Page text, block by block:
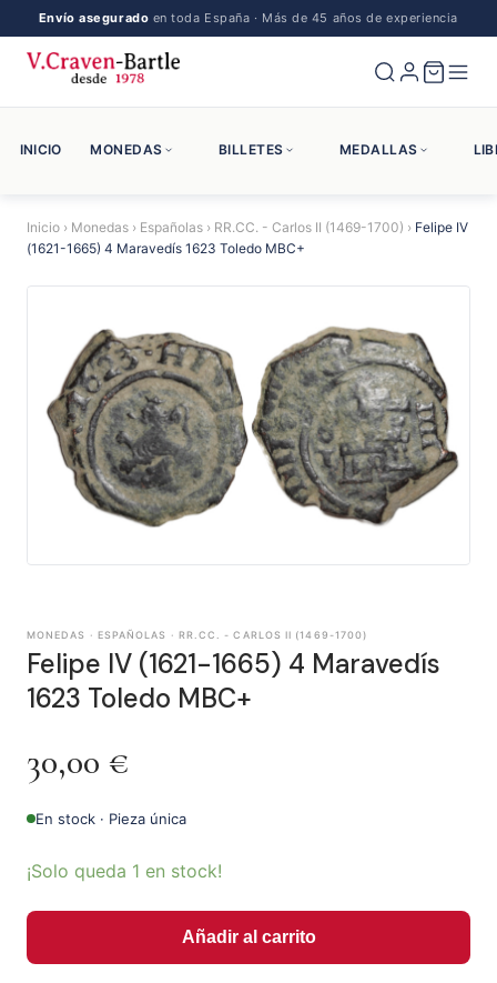
Envío asegurado en toda España · Más de 45 años de experiencia
INICIO MONEDAS BILLETES MEDALLAS
Inicio › Monedas › Españolas › RR.CC. - Carlos II (1469-1700) › Felipe IV
(1621-1665) 4 Maravedís 1623 Toledo MBC+
MONEDAS · ESPAÑOLAS · RR.CC. - CARLOS II (1469-1700)
Felipe IV (1621-1665) 4 Maravedís
1623 Toledo MBC+
30,00 €
En stock · Pieza única
¡Solo queda 1 en stock!
Añadir al carrito